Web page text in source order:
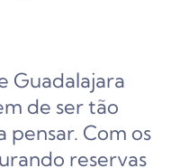
Guadalajara
de ser tão
pensar. Com os
reservas